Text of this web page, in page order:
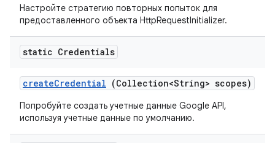
Настройте стратегию повторных попыток для
предоставленного объекта HttpRequestInitializer.
static Credentials
createCredential (Collection<String> scopes)
Попробуйте создать учетные данные Google API,
используя учетные данные по умолчанию.